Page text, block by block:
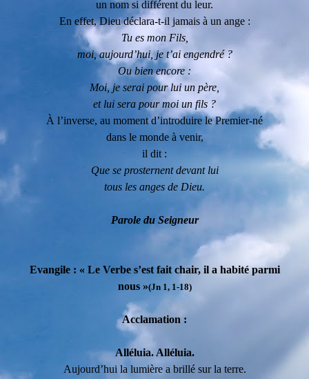
un nom si différent du leur.
En effet, Dieu déclara-t-il jamais à un ange :
Tu es mon Fils,
moi, aujourd’hui, je t’ai engendré ?
Ou bien encore :
Moi, je serai pour lui un père,
et lui sera pour moi un fils ?
À l’inverse, au moment d’introduire le Premier-né
dans le monde à venir,
il dit :
Que se prosternent devant lui
tous les anges de Dieu.
Parole du Seigneur
Evangile : « Le Verbe s’est fait chair, il a habité parmi
nous »(Jn 1, 1-18)
Acclamation :
Alléluia. Alléluia.
Aujourd’hui la lumière a brillé sur la terre.